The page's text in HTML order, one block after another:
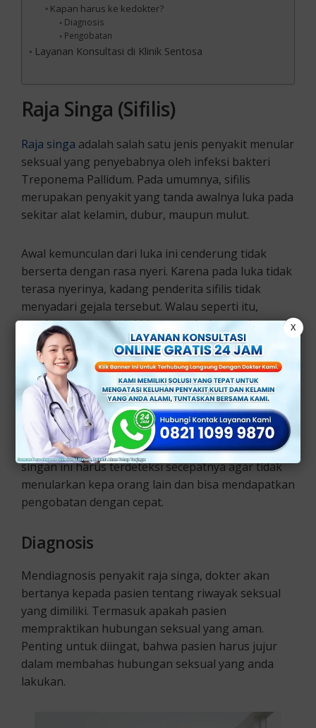
Kapan harus ke kedokter?
Diagnosis
Pengobatan
Layanan Konsultasi di Klinik Sentosa
Raja Singa (Sifilis)
Raja singa adalah salah satu jenis penyakit menular
seksual yang penyebabnya oleh infeksi bakteri
Treponema Pallidum. Pada umumnya, sifilis
merupakan penyakit yang tanda awalnya luka pada
sekitar alat kelamin, dubur, maupun mulut.
Awal kemunculan dari luka ini cenderung tidak
berserta dengan rasa nyeri. Karena pada luka tidak
terasa nyerinya, kadang penderita sifilis tidak
menyadari gejala tersebut. Walau seperti itu,
penderita penyakit ini bisa menularkan pada
infeksi kepada orang lain.
Kapan harus ke kedokter?
Bila kalian mengalami gejala sifilis, segera
periksakan pada klinik untuk penyakit kelamin
untuk melakuykan pemeriksaan. Penyakit raja
singan ini harus terdeteksi secepatnya agar tidak
menularkan kepa orang lain dan bisa mendapatkan
pengobatan dengan cepat.
Diagnosis
Mendiagnosis penyakit raja singa, dokter akan
bertanya kepada pasien tentang riwayak seksual
yang dimiliki. Termasuk apakah pasien
mempraktikan hubungan seksual yang aman.
Penting untuk diingat, bahwa pasien harus jujur
dalam membahas hubungan seksual yang anda
lakukan.
X